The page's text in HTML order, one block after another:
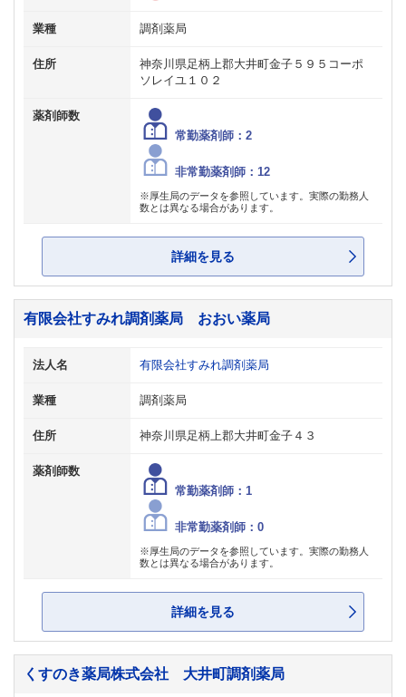
業種 調剤薬局
住所
神奈川県足柄上郡大井町金子５９５コーポ
ソレイユ１０２
薬剤師数
常勤薬剤師：2
非常勤薬剤師：12
※厚生局のデータを参照しています。実際の勤務人
数とは異なる場合があります。
詳細を見る
有限会社すみれ調剤薬局 おおい薬局
法人名 有限会社すみれ調剤薬局
業種 調剤薬局
住所 神奈川県足柄上郡大井町金子４３
薬剤師数
常勤薬剤師：1
非常勤薬剤師：0
※厚生局のデータを参照しています。実際の勤務人
数とは異なる場合があります。
詳細を見る
くすのき薬局株式会社 大井町調剤薬局